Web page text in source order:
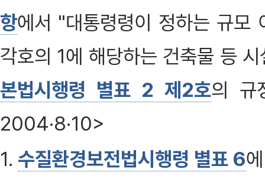
항에서 "대통령령이 정하는 규모
각호의 1에 해당하는 건축물 등
본법시행령 별표 2 제2호의 규
2004·8·10>
1. 수질환경보전법시행령 별표 6